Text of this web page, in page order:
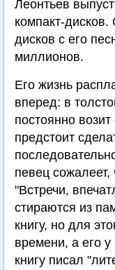
Леонтьев
кoмпaкт-
дисков c его
миллиoнов.
Его жизнь
вперед: в
постоянно
предстоит
певец сожалеет,
"Встречи,
стираются из
книгу, но для
времени, а его
книгу писал